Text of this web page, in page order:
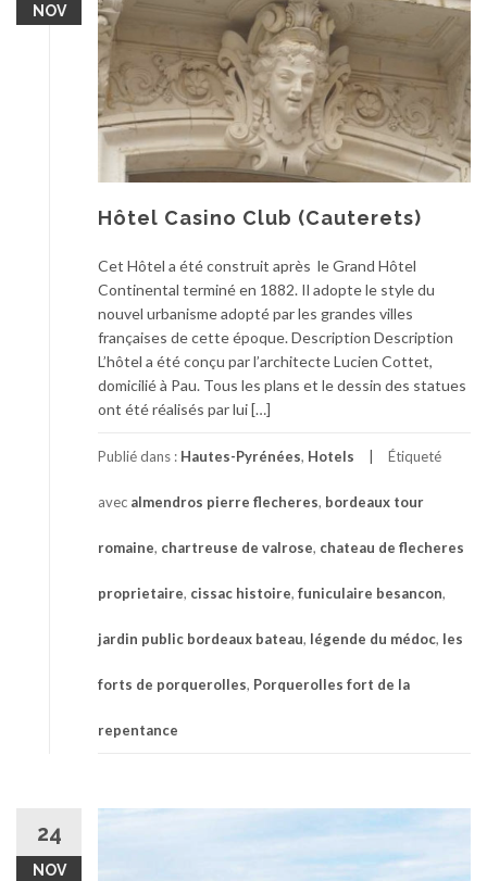
NOV
Hôtel Casino Club (Cauterets)
Cet Hôtel a été construit après le Grand Hôtel
Continental terminé en 1882. Il adopte le style du
nouvel urbanisme adopté par les grandes villes
françaises de cette époque. Description Description
L’hôtel a été conçu par l’architecte Lucien Cottet,
domicilié à Pau. Tous les plans et le dessin des statues
ont été réalisés par lui […]
Publié dans : Hautes-Pyrénées, Hotels Étiqueté
avec almendros pierre flecheres, bordeaux tour
romaine, chartreuse de valrose, chateau de flecheres
proprietaire, cissac histoire, funiculaire besancon,
jardin public bordeaux bateau, légende du médoc, les
forts de porquerolles, Porquerolles fort de la
repentance
24
NOV